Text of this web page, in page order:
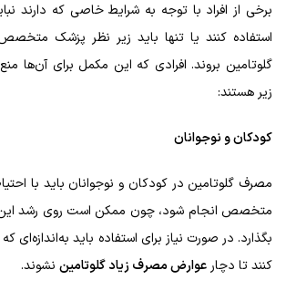
برخی از افراد با توجه به شرایط خاصی که دارند
استفاده کنند یا تنها باید زیر نظر پزشک
گلوتامین بروند. افرادی که این مکمل برای آن‌ها
زیر هستند:
کودکان و نوجوانان
مصرف گلوتامین در کودکان و نوجوانان باید با
متخصص انجام شود، چون ممکن است روی رشد این
بگذارد. در صورت نیاز برای استفاده باید
کنند تا دچار عوارض مصرف زیاد گلوتامین نشوند.